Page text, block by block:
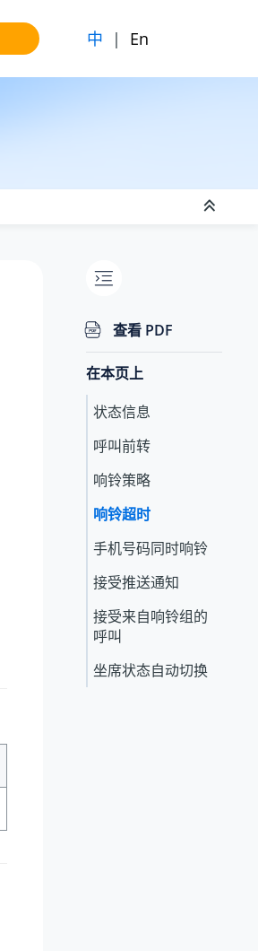
中 | En
查看 PDF
在本页上
状态信息
呼叫前转
响铃策略
响铃超时
手机号码同时响铃
接受推送通知
接受来自响铃组的
呼叫
坐席状态自动切换